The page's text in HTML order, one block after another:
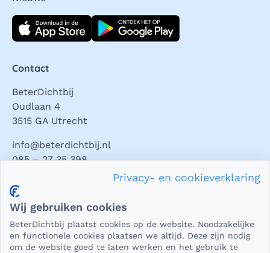
Download direct
Contact
BeterDichtbij
Oudlaan 4
3515 GA Utrecht
info@beterdichtbij.nl
085 – 27 35 398
Privacy en veiligheid
essentieel dat die beveiligd worden uitgewisseld. En dat
die gegevens niet in verkeerde handen vallen. Daar kun je
Privacy- en cookieverklaring
Wij gebruiken cookies
BeterDichtbij plaatst cookies op de website. Noodzakelijke
en functionele cookies plaatsen we altijd. Deze zijn nodig
om de website goed te laten werken en het gebruik te